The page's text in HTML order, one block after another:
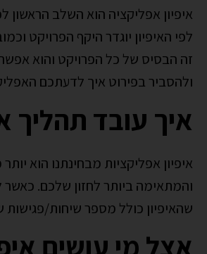
איפיון אפליקציה הוא השלב הראשון
לפי האיפיון יוגדר היקף הפרויקט
זה הבסיס של כל הפרויקט והוא
ולהסביר בפירוט איך לדעתכם
איך עובד תהליך
איפיון אפליקציות מבחינתנו הוא
והמתאימה ביותר לחזון שלכם. כאשר
שהאיפיון כולל מספר שיחות/פגישות
אצל מי עושים